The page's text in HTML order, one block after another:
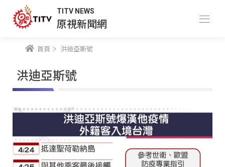
TITV NEWS
原視新聞網
首頁 洪迪亞斯號
洪迪亞斯號